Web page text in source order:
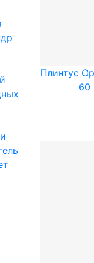
Плинтус
60